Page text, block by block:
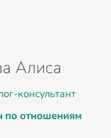
Алиса
консультант
по отношениям